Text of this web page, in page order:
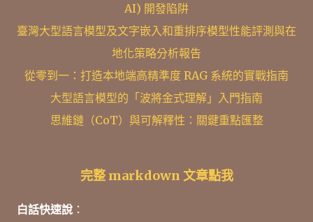
AI) 開發陷阱
臺灣大型語言模型及文字嵌入和重排序模型性能評測與在
地化策略分析報告
從零到一：打造本地端高精準度 RAG 系統的實戰指南
大型語言模型的「波將金式理解」入門指南
思維鏈（CoT）與可解釋性：關鍵重點匯整
完整 markdown 文章點我
白話快速說 ：